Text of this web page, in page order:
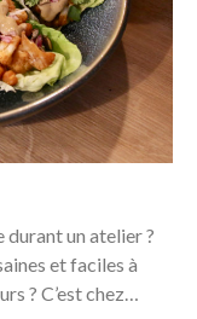
durant un atelier ?
et faciles à
? C’est chez…